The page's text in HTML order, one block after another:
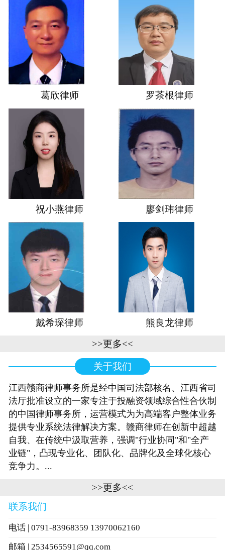
葛欣律师 罗茶根律师
祝小燕律师 廖剑玮律师
戴希琛律师 熊良龙律师
>>更多<<
关于我们
江西赣商律师事务所是经中国司法部核名、江西省司
法厅批准设立的一家专注于投融资领域综合性合伙制
的中国律师事务所，运营模式为为高端客户整体业务
提供专业系统法律解决方案。赣商律师在创新中超越
自我、在传统中汲取营养，强调"行业协同"和"全产
业链"，凸现专业化、团队化、品牌化及全球化核心
竞争力。...
>>更多<<
联系我们
电话 | 0791-83968359 13970062160
邮箱 | 2534565591@qq.com